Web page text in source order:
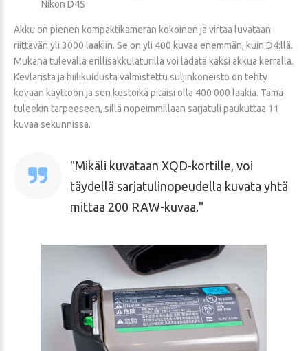
Nikon D4S
Akku on pienen kompaktikameran kokoinen ja virtaa luvataan
riittävän yli 3000 laakiin. Se on yli 400 kuvaa enemmän, kuin D4:llä.
Mukana tulevalla erillisakkulaturilla voi ladata kaksi akkua kerralla.
Kevlarista ja hiilikuidusta valmistettu suljinkoneisto on tehty
kovaan käyttöön ja sen kestoikä pitäisi olla 400 000 laakia. Tämä
tuleekin tarpeeseen, sillä nopeimmillaan sarjatuli paukuttaa 11
kuvaa sekunnissa.
Mikäli kuvataan XQD-kortille, voi
täydellä sarjatulinopeudella kuvata yhtä
mittaa 200 RAW-kuvaa.